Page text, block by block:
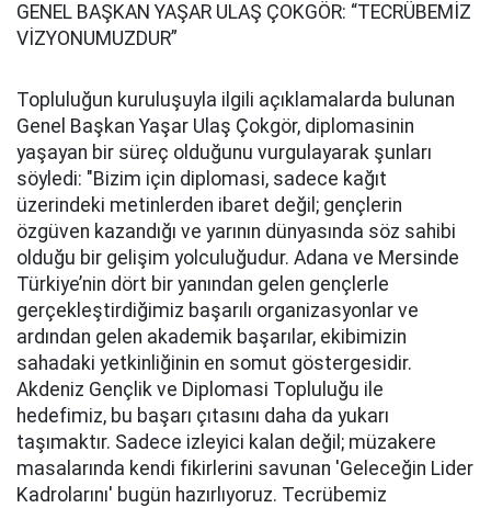
GENEL BAŞKAN YAŞAR ULAŞ ÇOKGÖR: “TECRÜBEMİZ
VİZYONUMUZDUR”
Topluluğun kuruluşuyla ilgili açıklamalarda bulunan
Genel Başkan Yaşar Ulaş Çokgör, diplomasinin
yaşayan bir süreç olduğunu vurgulayarak şunları
söyledi: "Bizim için diplomasi, sadece kağıt
üzerindeki metinlerden ibaret değil; gençlerin
özgüven kazandığı ve yarının dünyasında söz sahibi
olduğu bir gelişim yolculuğudur. Adana ve Mersinde
Türkiye’nin dört bir yanından gelen gençlerle
gerçekleştirdiğimiz başarılı organizasyonlar ve
ardından gelen akademik başarılar, ekibimizin
sahadaki yetkinliğinin en somut göstergesidir.
Akdeniz Gençlik ve Diplomasi Topluluğu ile
hedefimiz, bu başarı çıtasını daha da yukarı
taşımaktır. Sadece izleyici kalan değil; müzakere
masalarında kendi fikirlerini savunan 'Geleceğin Lider
Kadrolarını' bugün hazırlıyoruz. Tecrübemiz